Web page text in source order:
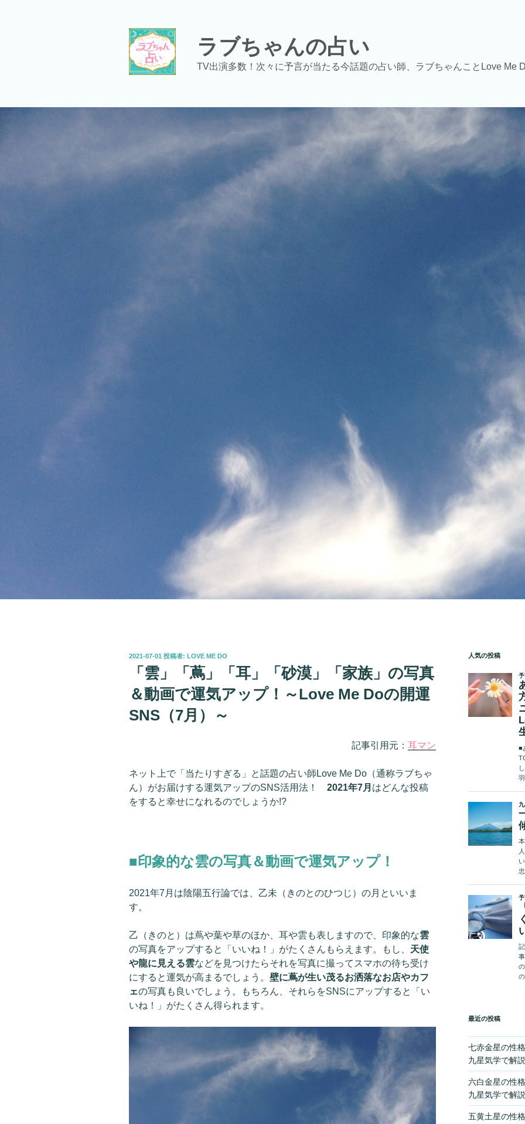
ラブちゃんの占い
TV出演多数！次々に予言が当たる今話題の占い師、ラブちゃんことLove Me
投
2021-07-01 投稿者: LOVE ME DO
「雲」「蔦」「耳」「砂漠」「家族」の写真
＆動画で運気アップ！～Love Me Doの開運
SNS（7月）～
記事引用元：耳マン
ネット上で「当たりすぎる」と話題の占い師Love Me Do（通称ラブちゃ
ん）がお届けする運気アップのSNS活用法！ 2021年7月 はどんな投稿
をすると幸せになれるのでしょうか!?
■印象的な雲の写真＆動画で運気アップ！
2021年7月は陰陽五行論では、乙未（きのとのひつじ）の月といいま
す。
乙（きのと）は蔦や葉や草のほか、耳や雲も表しますので、印象的な雲
の写真をアップすると「いいね！」がたくさんもらえます。もし、 天使
や龍に見える雲などを見つけたらそれを写真に撮ってスマホの待ち受け
にすると運気が高まるでしょう。 壁に蔦が生い茂るお洒落なお店やカフ
ェの写真も良いでしょう。もちろん、それらをSNSにアップすると「い
いね！」がたくさん得られます。
人気の投稿
最近の投稿
七赤金星の性
九星気学で解説
六白金星の性
九星気学で解説
五黄土星の性